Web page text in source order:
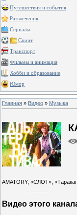
Путешествия и события
Развлечения
Сериалы
Спорт
Транспорт
Фильмы и анимация
Хобби и образование
Юмор
Главная » Видео » Музыка
AMATORY, «СЛОТ»,
Видео этого